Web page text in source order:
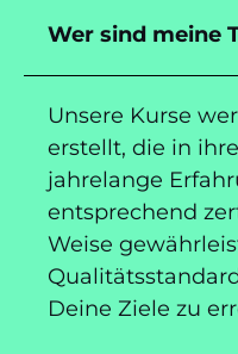
Wer sind meine
Unsere Kurse
erstellt, die in
jahrelange
entsprechend
Weise
Deine Ziele zu